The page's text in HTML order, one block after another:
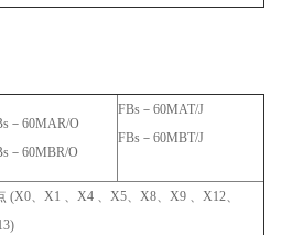
－60MAR/O
－60MBR/O
FBs－60MAT/J
FBs－60MBT/J
(X0、X1 、X4 、X5、X8、X9 、X12、